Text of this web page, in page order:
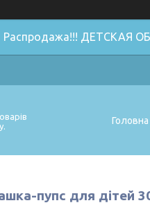
Распродажа!!! ДЕТСКАЯ
Головна
пупс для дітей